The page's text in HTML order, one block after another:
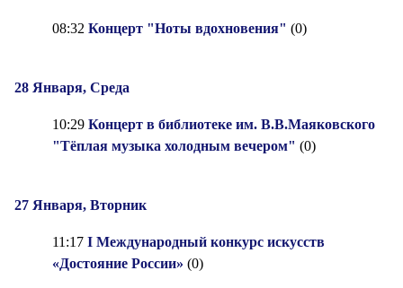
08:32 Концерт "Ноты вдохновения" (0)
28 Января, Среда
10:29 Концерт в библиотеке им. В.В.Маяковского
"Тёплая музыка холодным вечером" (0)
27 Января, Вторник
11:17 I Международный конкурс искусств
«Достояние России» (0)